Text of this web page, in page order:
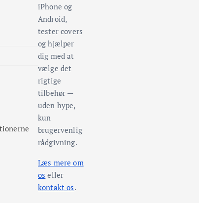
iPhone og
Android,
tester covers
og hjælper
dig med at
vælge det
rigtige
tilbehør —
uden hype,
kun
brugervenlig
rådgivning.
Læs mere om
os eller
kontakt os.